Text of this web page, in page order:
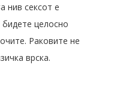
нив сексот е
целосно
Раковите не
врска.